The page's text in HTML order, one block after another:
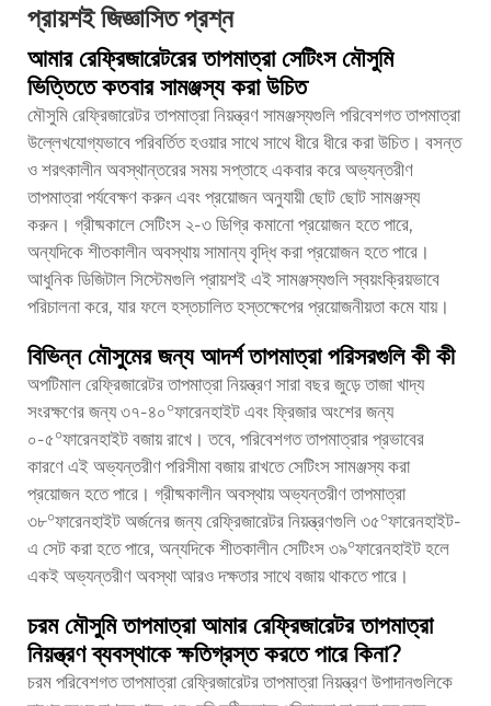
প্রায়শই জিজ্ঞাসিত প্রশ্ন
আমার রেফ্রিজারেটরের তাপমাত্রা সেটিংস মৌসুমি
ভিত্তিতে কতবার সামঞ্জস্য করা উচিত
মৌসুমি রেফ্রিজারেটর তাপমাত্রা নিয়ন্ত্রণ সামঞ্জস্যগুলি পরিবেশগত তাপমাত্রা
উল্লেখযোগ্যভাবে পরিবর্তিত হওয়ার সাথে সাথে ধীরে ধীরে করা উচিত। বসন্ত
ও শরৎকালীন অবস্থান্তরের সময় সপ্তাহে একবার করে অভ্যন্তরীণ
তাপমাত্রা পর্যবেক্ষণ করুন এবং প্রয়োজন অনুযায়ী ছোট ছোট সামঞ্জস্য
করুন। গ্রীষ্মকালে সেটিংস ২-৩ ডিগ্রি কমানো প্রয়োজন হতে পারে,
অন্যদিকে শীতকালীন অবস্থায় সামান্য বৃদ্ধি করা প্রয়োজন হতে পারে।
আধুনিক ডিজিটাল সিস্টেমগুলি প্রায়শই এই সামঞ্জস্যগুলি স্বয়ংক্রিয়ভাবে
পরিচালনা করে, যার ফলে হস্তচালিত হস্তক্ষেপের প্রয়োজনীয়তা কমে যায়।
বিভিন্ন মৌসুমের জন্য আদর্শ তাপমাত্রা পরিসরগুলি কী কী
অপটিমাল রেফ্রিজারেটর তাপমাত্রা নিয়ন্ত্রণ সারা বছর জুড়ে তাজা খাদ্য
সংরক্ষণের জন্য ৩৭-৪০°ফারেনহাইট এবং ফ্রিজার অংশের জন্য
০-৫°ফারেনহাইট বজায় রাখে। তবে, পরিবেশগত তাপমাত্রার প্রভাবের
কারণে এই অভ্যন্তরীণ পরিসীমা বজায় রাখতে সেটিংস সামঞ্জস্য করা
প্রয়োজন হতে পারে। গ্রীষ্মকালীন অবস্থায় অভ্যন্তরীণ তাপমাত্রা
৩৮°ফারেনহাইট অর্জনের জন্য রেফ্রিজারেটর নিয়ন্ত্রণগুলি ৩৫°ফারেনহাইট-
এ সেট করা হতে পারে, অন্যদিকে শীতকালীন সেটিংস ৩৯°ফারেনহাইট হলে
একই অভ্যন্তরীণ অবস্থা আরও দক্ষতার সাথে বজায় থাকতে পারে।
চরম মৌসুমি তাপমাত্রা আমার রেফ্রিজারেটর তাপমাত্রা
নিয়ন্ত্রণ ব্যবস্থাকে ক্ষতিগ্রস্ত করতে পারে কিনা?
চরম পরিবেশগত তাপমাত্রা রেফ্রিজারেটর তাপমাত্রা নিয়ন্ত্রণ উপাদানগুলিকে